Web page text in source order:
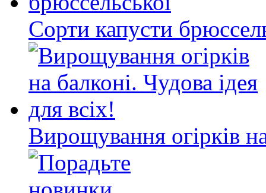
Сорти капусти
Вирощування огірків